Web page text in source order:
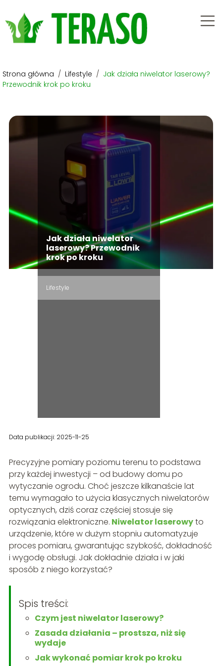
Strona główna / Lifestyle / Jak działa niwelator laserowy?
Przewodnik krok po kroku
Jak działa niwelator
laserowy? Przewodnik
krok po kroku
Lifestyle
Data publikacji: 2025-11-25
Precyzyjne pomiary poziomu terenu to podstawa
przy każdej inwestycji – od budowy domu po
wytyczanie ogrodu. Choć jeszcze kilkanaście lat
temu wymagało to użycia klasycznych niwelatorów
optycznych, dziś coraz częściej stosuje się
rozwiązania elektroniczne. Niwelator laserowyto
urządzenie, które w dużym stopniu automatyzuje
proces pomiaru, gwarantując szybkość, dokładność
i wygodę obsługi. Jak dokładnie działa i w jaki
sposób z niego korzystać?
Spis treści:
Czym jest niwelator laserowy?
Zasada działania – prostsza, niż się
wydaje
Jak wykonać pomiar krok po kroku